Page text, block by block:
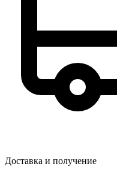
Доставка и получение